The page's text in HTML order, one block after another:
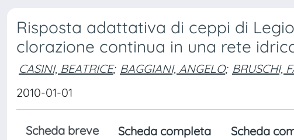
Risposta adattativa di ceppi di
clorazione continua in una rete
CASINI, BEATRICE; BAGGIANI, ANGELO; BRUSCHI,
2010-01-01
Scheda breve Scheda completa Scheda